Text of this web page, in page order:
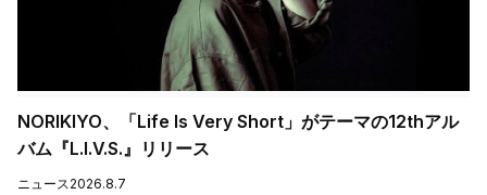
NORIKIYO、「Life Is Very Short」がテーマの12thアル
バム『L.I.V.S.』リリース
ニュース 2026.8.7